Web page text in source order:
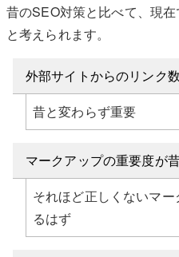
昔のSEO対策と比べて、現
と考えられます。
外部サイトからのリンク
昔と変わらず重要
マークアップの重要度が
それほど正しくないマ
るはず